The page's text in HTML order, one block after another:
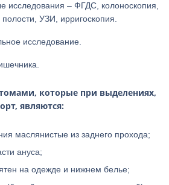
исследования – ФГДС, колоноскопия,
УЗИ, ирригоскопия.
исследование.
которые при выделениях,
являются:
маслянистые из заднего прохода;
ануса;
на одежде и нижнем белье;